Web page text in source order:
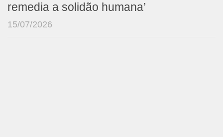
remedia a solidão humana’
15/07/2026